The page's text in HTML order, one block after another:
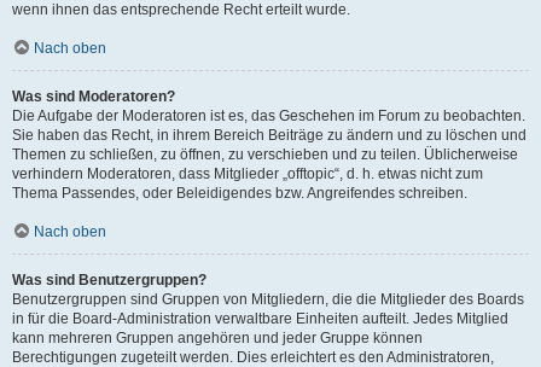
wenn ihnen das entsprechende Recht erteilt wurde.
Nach oben
Was sind Moderatoren?
Die Aufgabe der Moderatoren ist es, das Geschehen im Forum zu beobachten.
Sie haben das Recht, in ihrem Bereich Beiträge zu ändern und zu löschen und
Themen zu schließen, zu öffnen, zu verschieben und zu teilen. Üblicherweise
verhindern Moderatoren, dass Mitglieder „offtopic“, d. h. etwas nicht zum
Thema Passendes, oder Beleidigendes bzw. Angreifendes schreiben.
Nach oben
Was sind Benutzergruppen?
Benutzergruppen sind Gruppen von Mitgliedern, die die Mitglieder des Boards
in für die Board-Administration verwaltbare Einheiten aufteilt. Jedes Mitglied
kann mehreren Gruppen angehören und jeder Gruppe können
Berechtigungen zugeteilt werden. Dies erleichtert es den Administratoren,